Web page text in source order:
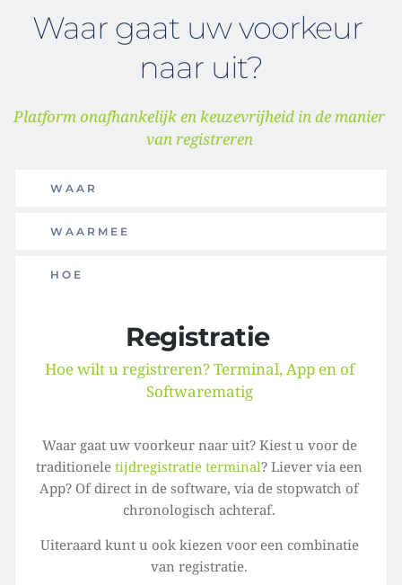
Waar gaat uw voorkeur
naar uit?
Platform onafhankelijk en keuzevrijheid in de manier
van registreren
WAAR
WAARMEE
HOE
Registratie
Hoe wilt u registreren? Terminal, App en of
Softwarematig
Waar gaat uw voorkeur naar uit? Kiest u voor de
traditionele tijdregistratie terminal? Liever via een
App? Of direct in de software, via de stopwatch of
chronologisch achteraf.
Uiteraard kunt u ook kiezen voor een combinatie
van registratie.